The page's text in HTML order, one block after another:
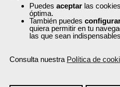
Puedes aceptar las
óptima.
También puedes
quiera permitir en tu
las que sean
Consulta nuestra Política de